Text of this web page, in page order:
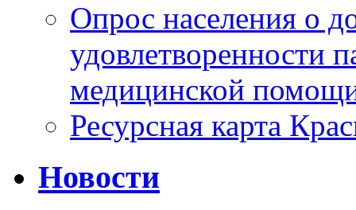
Опрос населения о
удовлетворенности
медицинской
Ресурсная карта
Новости